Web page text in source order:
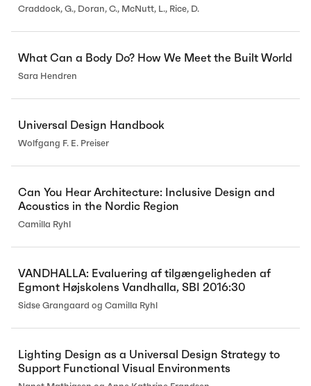
Craddock, G., Doran, C., McNutt, L., Rice, D.
What Can a Body Do? How We Meet the Built World
Sara Hendren
Universal Design Handbook
Wolfgang F. E. Preiser
Can You Hear Architecture: Inclusive Design and
Acoustics in the Nordic Region
Camilla Ryhl
VANDHALLA: Evaluering af tilgængeligheden af
Egmont Højskolens Vandhalla, SBI 2016:30
Sidse Grangaard og Camilla Ryhl
Lighting Design as a Universal Design Strategy to
Support Functional Visual Environments